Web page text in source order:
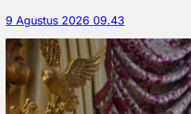
9 Agustus 2026 09.43